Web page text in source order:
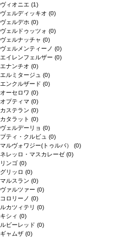
ヴィオニエ (1)
ヴェルディッキオ (0)
ヴェルデホ (0)
ヴェルドゥッツォ (0)
ヴェルナッチャ (0)
ヴェルメンティーノ (0)
エイレンフェルザー (0)
エナンチオ (0)
エルミタージュ (0)
エンクルザード (0)
オーセロワ (0)
オプティマ (0)
カステラン (0)
カタラット (0)
ヴェルデーリョ (0)
プティ・クルビュ (0)
マルヴォワジー(トゥルバ） (0)
ネレッロ・マスカレーゼ (0)
リンゴ (0)
グリッロ (0)
マルスラン (0)
ヴァルツァー (0)
コロリーノ (0)
ルカツィテリ (0)
キシィ (0)
ルビーレッド (0)
ギャムザ (0)